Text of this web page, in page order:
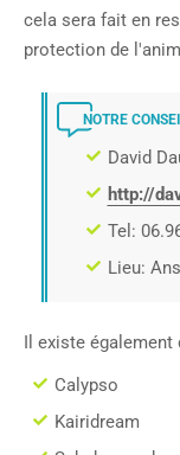
cela sera fait en
protection de
NOTRE
David
http://
Tel:
Lieu:
Il existe
Calypso
Kairidream